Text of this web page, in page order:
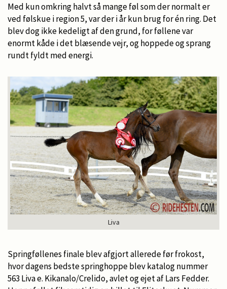
Med kun omkring halvt så mange føl som der normalt er
ved følskue i region 5, var der i år kun brug for én ring. Det
blev dog ikke kedeligt af den grund, for føllene var
enormt kåde i det blæsende vejr, og hoppede og sprang
rundt fyldt med energi.
Liva
Springføllenes finale blev afgjort allerede før frokost,
hvor dagens bedste springhoppe blev katalog nummer
563 Liva e. Kikanalo/Crelido, avlet og ejet af Lars Fedder.